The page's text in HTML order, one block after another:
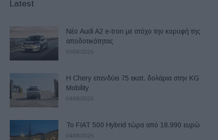
Latest
Νέο Audi A2 e-tron με στόχο την κορυφή της
αποδοτικότητας
05/08/2026
Η Chery επενδύει 75 εκατ. δολάρια στην KG
Mobility
04/08/2026
Το FIAT 500 Hybrid τώρα από 18.990 ευρώ
04/08/2026